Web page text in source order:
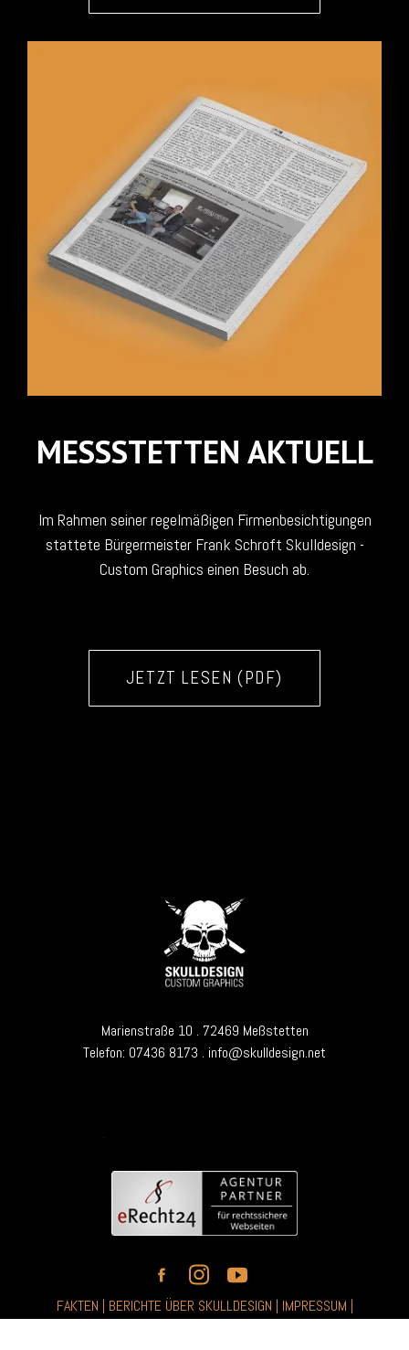
MESSSTETTEN AKTUELL
Im Rahmen seiner regelmäßigen Firmenbesichtigungen
stattete Bürgermeister Frank Schroft Skulldesign -
Custom Graphics einen Besuch ab.
JETZT LESEN (PDF)
Marienstraße 10 . 72469 Meßstetten
Telefon: 07436 8173 . info@skulldesign.net
FAKTEN | BERICHTE ÜBER SKULLDESIGN | IMPRESSUM |